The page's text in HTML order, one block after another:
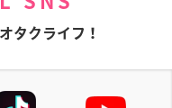
タクライフ！